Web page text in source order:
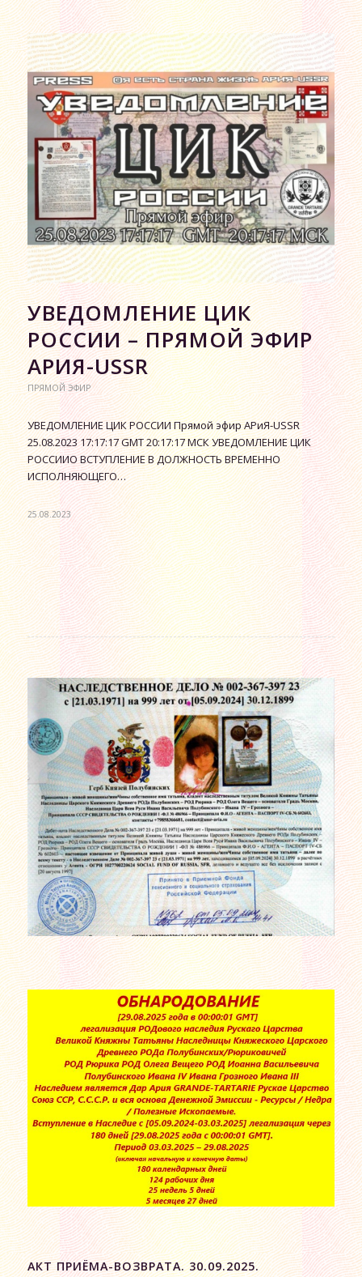
УВЕДОМЛЕНИЕ ЦИК
РОССИИ – ПРЯМОЙ ЭФИР
АРИЯ-USSR
ПРЯМОЙ ЭФИР
УВЕДОМЛЕНИЕ ЦИК РОССИИ Прямой эфир АРиЯ-USSR
25.08.2023 17:17:17 GMT 20:17:17 МСК УВЕДОМЛЕНИЕ ЦИК
РОССИИО ВСТУПЛЕНИЕ В ДОЛЖНОСТЬ ВРЕМЕННО
ИСПОЛНЯЮЩЕГО…
25.08.2023
АКТ ПРИЁМА-ВОЗВРАТА. 30.09.2025.